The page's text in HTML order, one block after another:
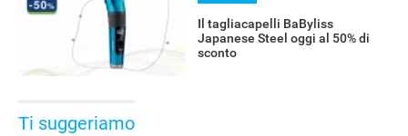
Il tagliacapelli BaByliss
Japanese Steel oggi al 50% di
sconto
Ti suggeriamo